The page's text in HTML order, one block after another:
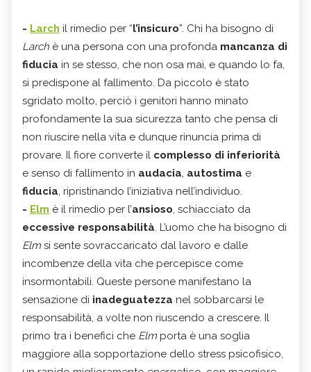
- Larch il rimedio per “l’insicuro”. Chi ha bisogno di
Larch è una persona con una profonda mancanza di
fiducia in se stesso, che non osa mai, e quando lo fa,
si predispone al fallimento. Da piccolo è stato
sgridato molto, perciò i genitori hanno minato
profondamente la sua sicurezza tanto che pensa di
non riuscire nella vita e dunque rinuncia prima di
provare. Il fiore converte il complesso di inferiorità
e senso di fallimento in audacia, autostima e
fiducia, ripristinando l’iniziativa nell’individuo.
- Elm è il rimedio per l’ansioso, schiacciato da
eccessive responsabilità. L’uomo che ha bisogno di
Elm si sente sovraccaricato dal lavoro e dalle
incombenze della vita che percepisce come
insormontabili. Queste persone manifestano la
sensazione di inadeguatezza nel sobbarcarsi le
responsabilità, a volte non riuscendo a crescere. Il
primo tra i benefici che Elm porta è una soglia
maggiore alla sopportazione dello stress psicofisico,